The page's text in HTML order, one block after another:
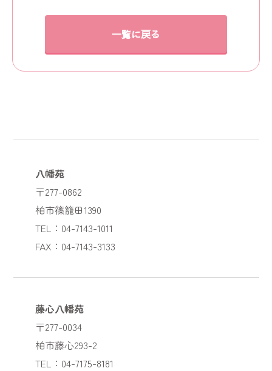
一覧に戻る
八幡苑
〒277-0862
柏市篠籠田1390
TEL：04-7143-1011
FAX：04-7143-3133
藤心八幡苑
〒277-0034
柏市藤心293-2
TEL：04-7175-8181